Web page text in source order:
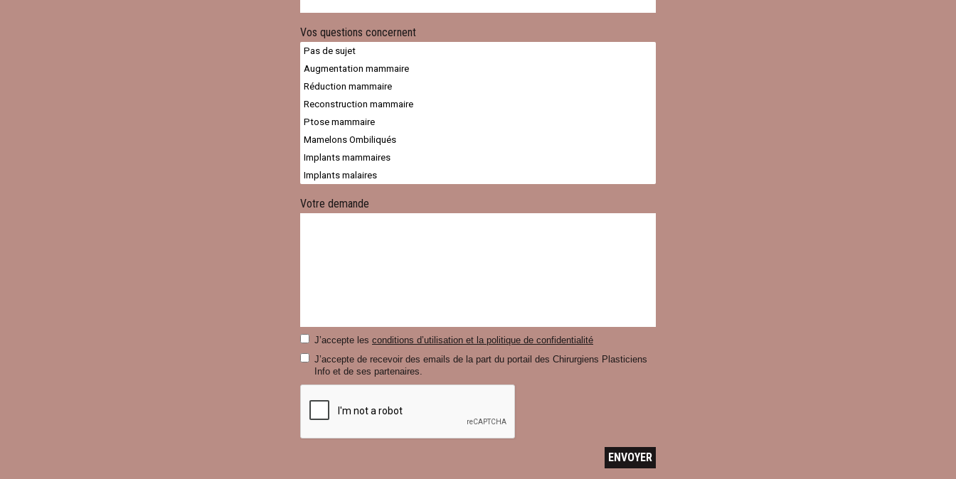
Vos questions concernent
Votre demande
J’accepte les conditions d’utilisation et la politique de confidentialité
J’accepte de recevoir des emails de la part du portail des Chirurgiens Plasticiens
Info et de ses partenaires.
ENVOYER